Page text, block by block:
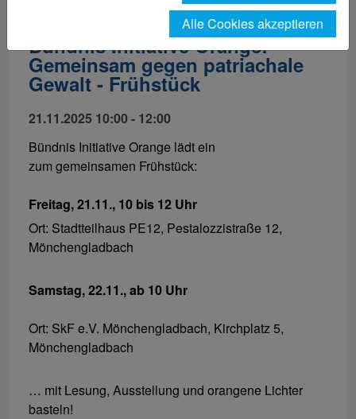
Bündnis Initiative Orange:
Gemeinsam gegen patriachale
Gewalt - Frühstück
21.11.2025 10:00 - 12:00
Bündnis Initiative Orange lädt ein
zum gemeinsamen Frühstück:
Freitag, 21.11., 10 bis 12 Uhr
Ort: Stadtteilhaus PE12, Pestalozzistraße 12,
Mönchengladbach
Samstag, 22.11., ab 10 Uhr
Ort: SkF e.V. Mönchengladbach, Kirchplatz 5,
Mönchengladbach
… mit Lesung, Ausstellung und orangene Lichter
basteln!
Alle Cookies akzeptieren